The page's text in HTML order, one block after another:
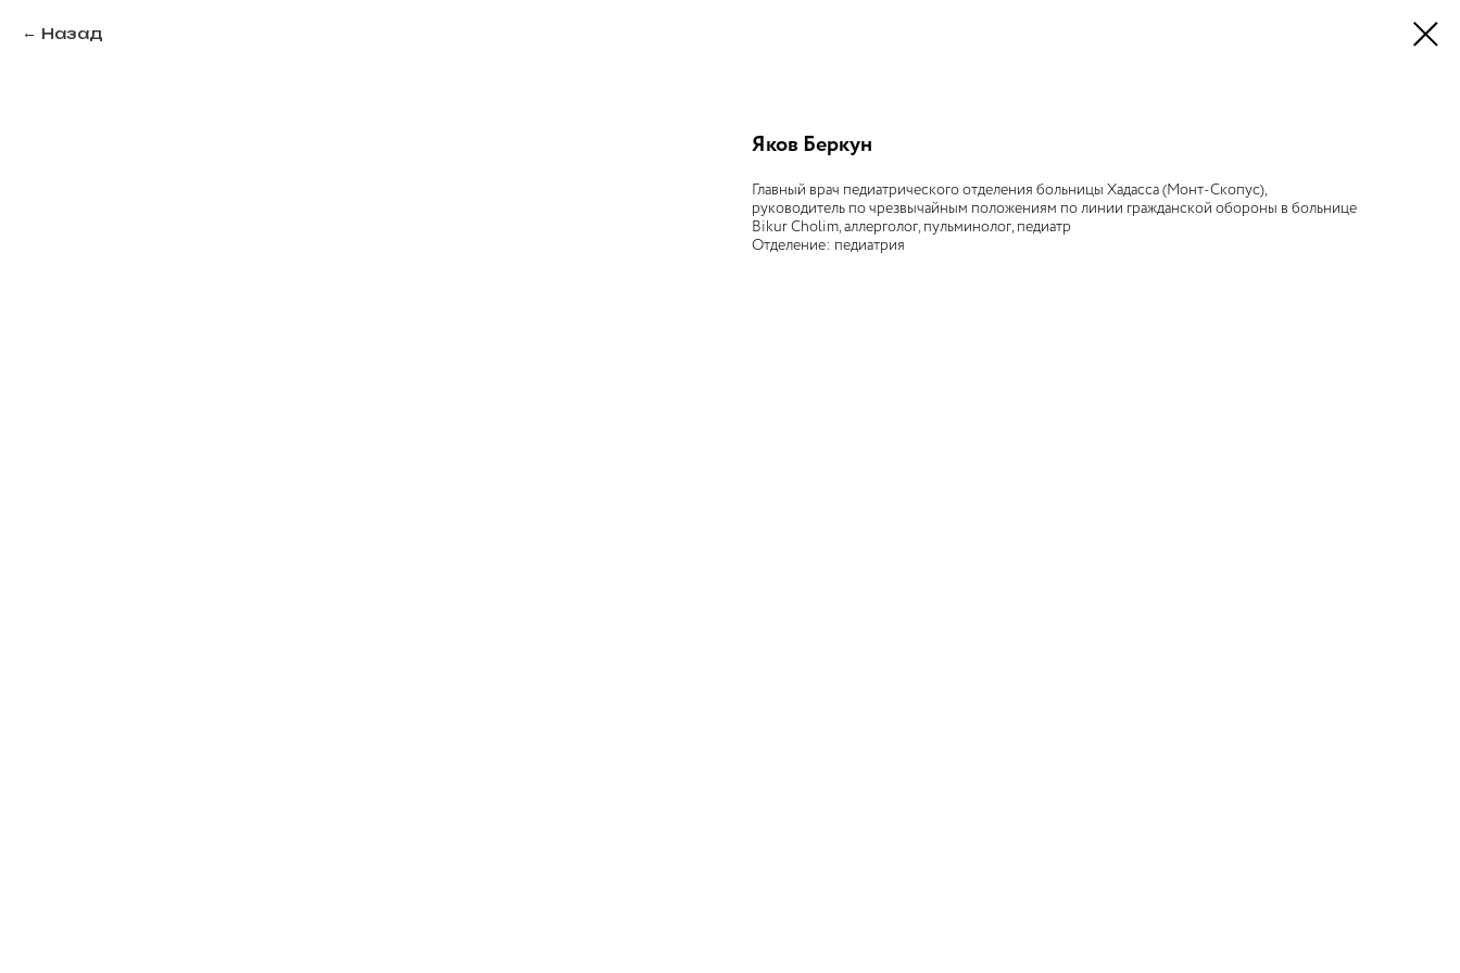
Назад
Яков Беркун
Главный врач педиатрического отделения больницы Хадасса (Монт-Скопус),
руководитель по чрезвычайным положениям по линии гражданской обороны в больнице
Bikur Cholim, аллерголог, пульминолог, педиатр
Отделение: педиатрия